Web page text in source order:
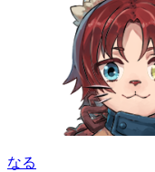
なる